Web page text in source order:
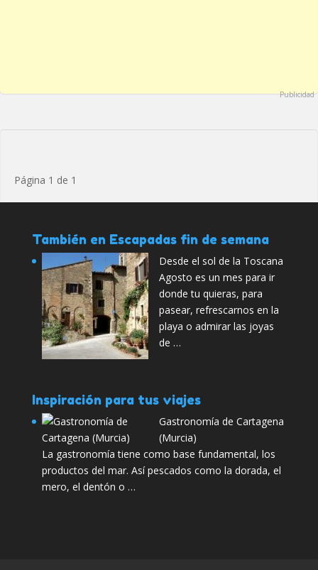
Publicidad
Página 1 de 1
También en Escapadas fin de semana
Desde el sol de la Toscana
Agosto es un mes para ir
donde tu quieras, para
pasear, refrescarnos en la
playa o admirar las joyas
de …
Inspiración para tus viajes
Gastronomía de Cartagena
(Murcia)
La gastronomía tiene como base fundamental, los
productos del mar. Así pescados como la dorada, el
mero, el dentón o …